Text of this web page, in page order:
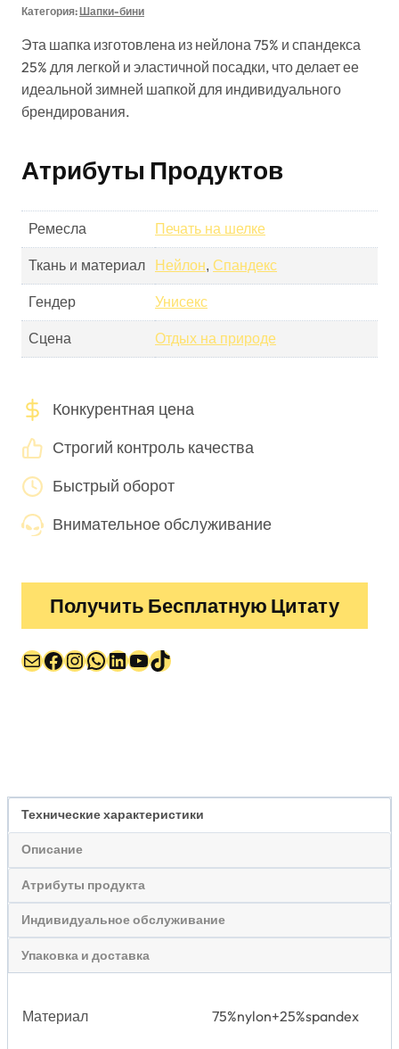
Категория:Шапки-бини
Эта шапка изготовлена из нейлона 75% и спандекса
25% для легкой и эластичной посадки, что делает ее
идеальной зимней шапкой для индивидуального
брендирования.
Атрибуты Продуктов
Ремесла Печать на шелке
Ткань и материал Нейлон, Спандекс
Гендер Унисекс
Сцена Отдых на природе
Конкурентная цена
Строгий контроль качества
Быстрый оборот
Внимательное обслуживание
Получить Бесплатную Цитату
Почта
Facebook
Instagram
WhatsApp
LinkedIn
YouTube
TikTok
Технические характеристики
Описание
Атрибуты продукта
Индивидуальное обслуживание
Упаковка и доставка
Материал 75%nylon+25%spandex